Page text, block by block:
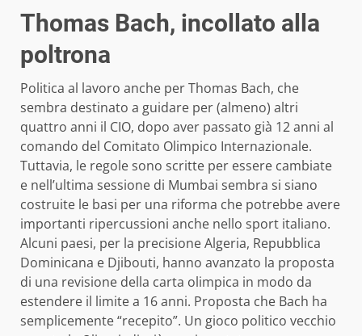
Thomas Bach, incollato alla
poltrona
Politica al lavoro anche per Thomas Bach, che
sembra destinato a guidare per (almeno) altri
quattro anni il CIO, dopo aver passato già 12 anni al
comando del Comitato Olimpico Internazionale.
Tuttavia, le regole sono scritte per essere cambiate
e nell’ultima sessione di Mumbai sembra si siano
costruite le basi per una riforma che potrebbe avere
importanti ripercussioni anche nello sport italiano.
Alcuni paesi, per la precisione Algeria, Repubblica
Dominicana e Djibouti, hanno avanzato la proposta
di una revisione della carta olimpica in modo da
estendere il limite a 16 anni. Proposta che Bach ha
semplicemente “recepito”. Un gioco politico vecchio